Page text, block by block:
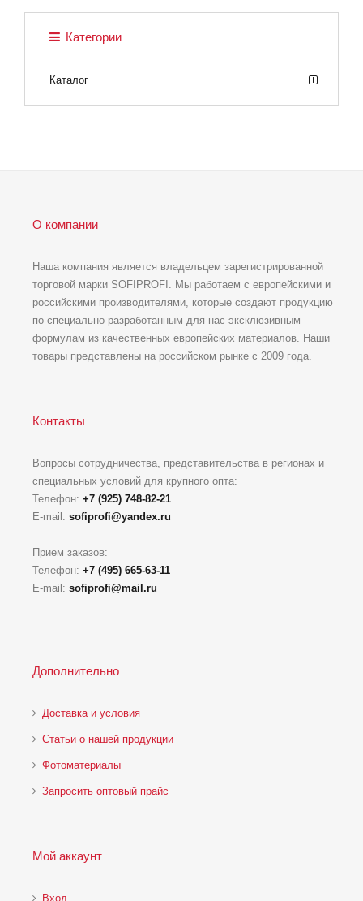
Категории
Каталог
О компании
Наша компания является владельцем зарегистрированной
торговой марки SOFIPROFI. Мы работаем с европейскими и
российскими производителями, которые создают продукцию
по специально разработанным для нас эксклюзивным
формулам из качественных европейских материалов. Наши
товары представлены на российском рынке с 2009 года.
Контакты
Вопросы сотрудничества, представительства в регионах и
специальных условий для крупного опта:
Телефон: +7 (925) 748-82-21
E-mail: sofiprofi@yandex.ru
Прием заказов:
Телефон: +7 (495) 665-63-11
E-mail: sofiprofi@mail.ru
Дополнительно
Доставка и условия
Статьи о нашей продукции
Фотоматериалы
Запросить оптовый прайс
Мой аккаунт
Вход